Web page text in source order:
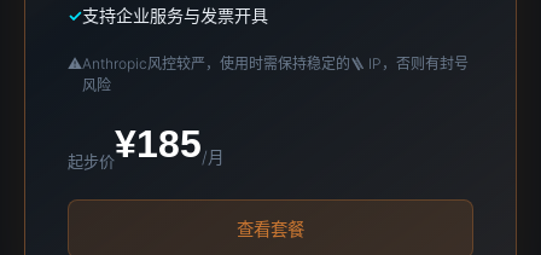
支持企业服务与发票开具
⚠️Anthropic风控较严，使用时需保持稳定的🪜 IP，否则有封号
风险
起步价¥185/月
查看套餐